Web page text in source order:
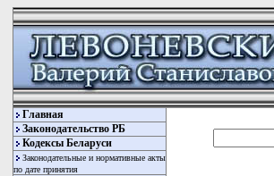
Главная
Законодательство РБ
Кодексы Беларуси
Законодательные и нормативные акты
по дате принятия